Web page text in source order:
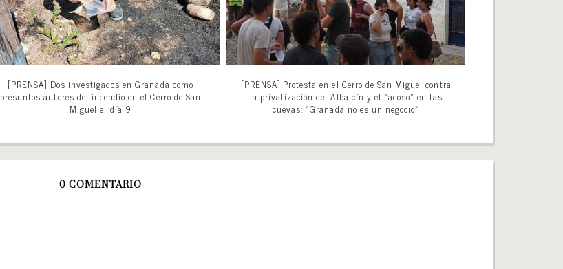
[PRENSA] Dos investigados en Granada como
presuntos autores del incendio en el Cerro de San
Miguel el día 9
[PRENSA] Protesta en el Cerro de San Miguel contra
la privatización del Albaicín y el «acoso» en las
cuevas: «Granada no es un negocio»
0 COMENTARIO